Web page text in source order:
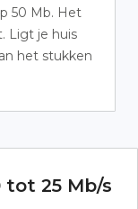
50 Mb. Het
Ligt je huis
het stukken
tot 25 Mb/s